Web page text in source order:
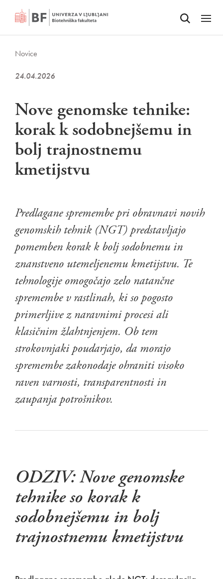
Odpri iskalnik
Odpri
Novice
24.04.2026
Nove genomske tehnike:
korak k sodobnejšemu in
bolj trajnostnemu
kmetijstvu
Predlagane spremembe pri obravnavi novih
genomskih tehnik (NGT) predstavljajo
pomemben korak k bolj sodobnemu in
znanstveno utemeljenemu kmetijstvu. Te
tehnologije omogočajo zelo natančne
spremembe v rastlinah, ki so pogosto
primerljive z naravnimi procesi ali
klasičnim žlahtnjenjem. Ob tem
strokovnjaki poudarjajo, da morajo
spremembe zakonodaje ohraniti visoko
raven varnosti, transparentnosti in
zaupanja potrošnikov.
ODZIV: Nove genomske
tehnike so korak k
sodobnejšemu in bolj
trajnostnemu kmetijstvu